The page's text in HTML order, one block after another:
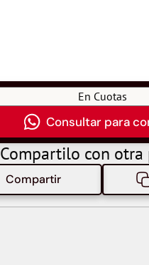
En Cuotas
Consultar para
Compartilo con otra
Compartir